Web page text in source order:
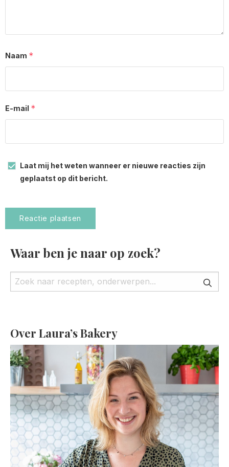
Naam *
E-mail *
Laat mij het weten wanneer er nieuwe reacties zijn
geplaatst op dit bericht.
Waar ben je naar op zoek?
Over Laura’s Bakery